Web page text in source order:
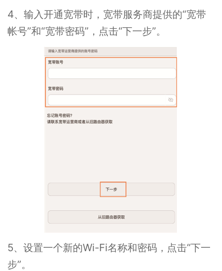
4、输入开通宽带时，宽带服务商提供的“宽带
帐号”和“宽带密码”，点击“下一步”。
5、设置一个新的Wi-Fi名称和密码，点击“下一
步”。